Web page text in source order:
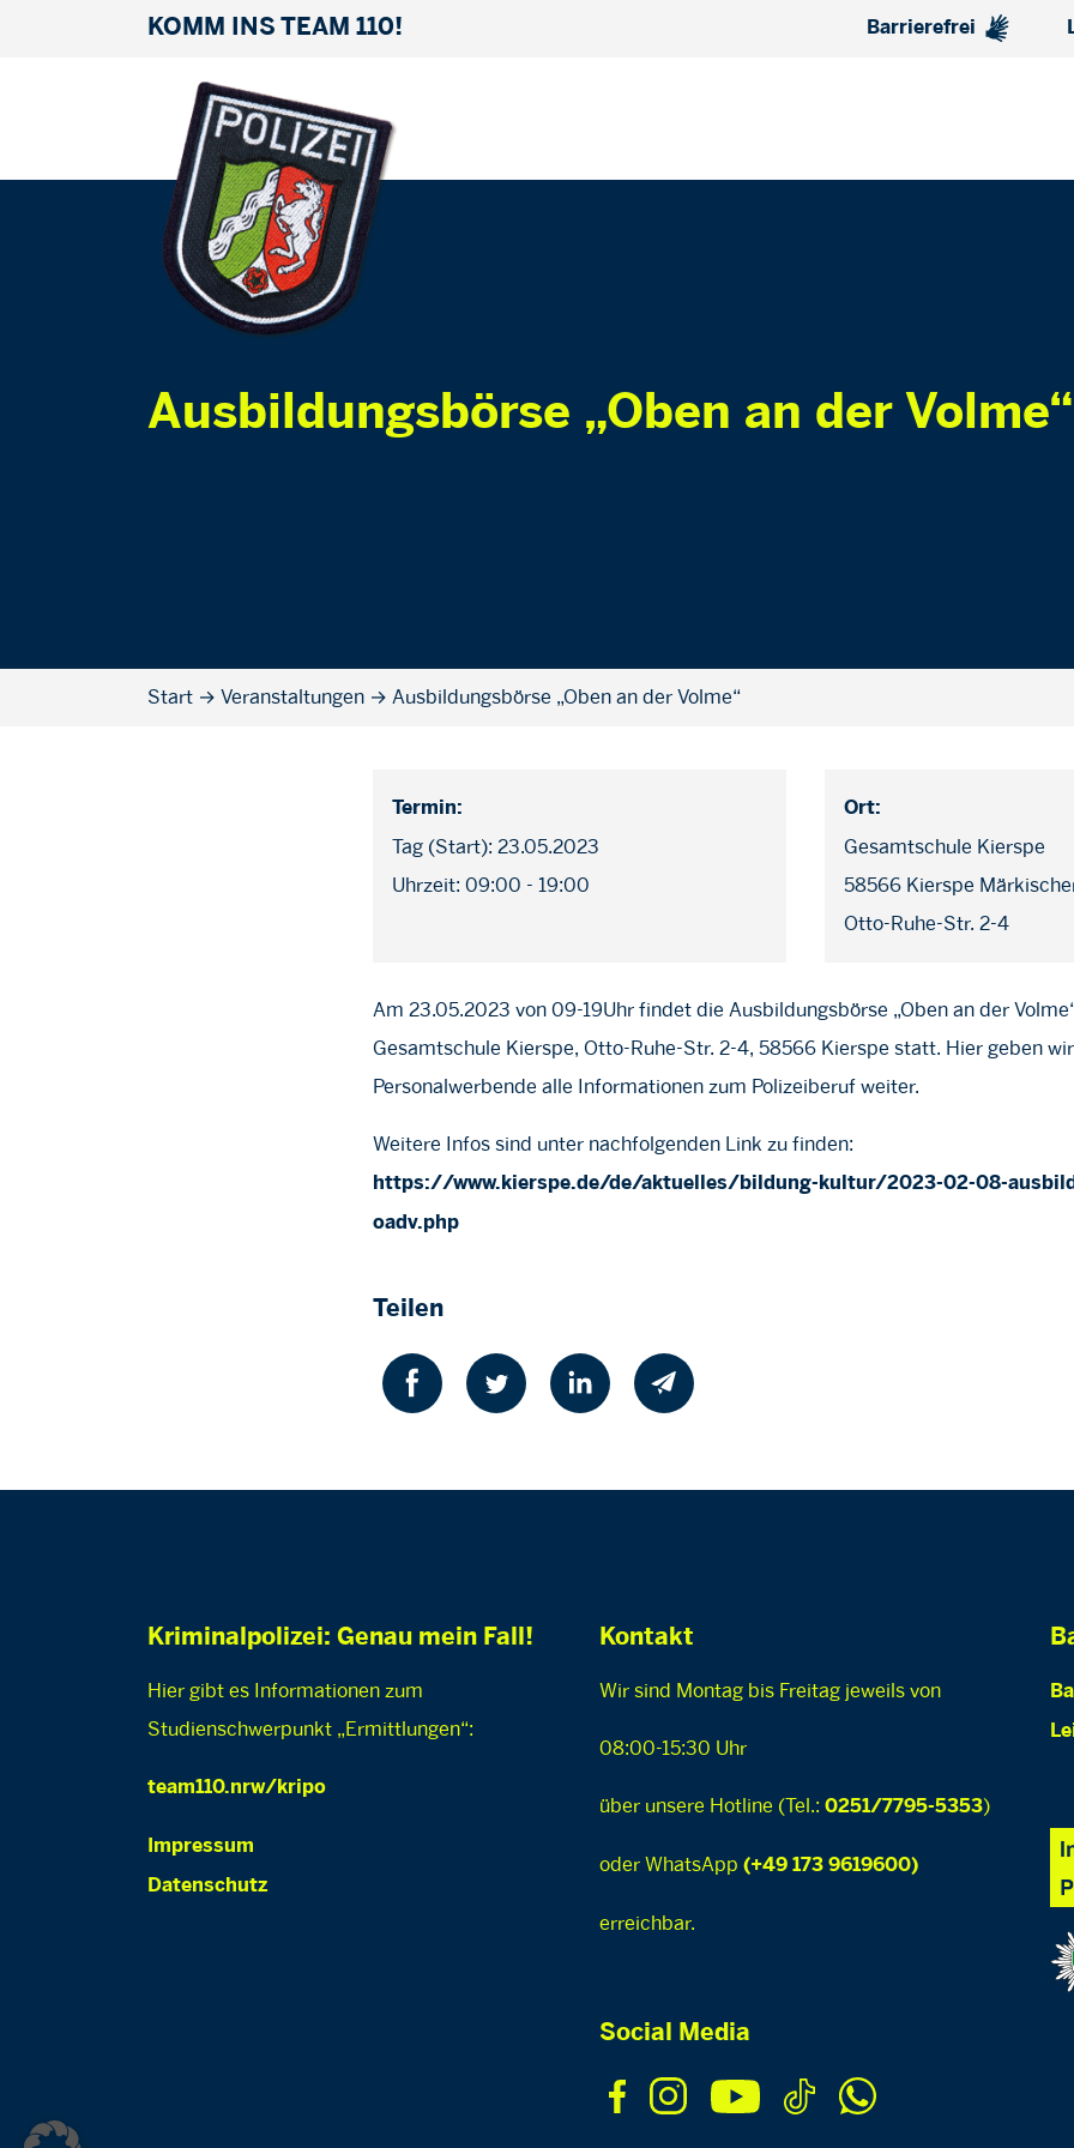
KOMM INS TEAM 110! Barrierefrei
Ausbildungsbörse „Oben an der Volme“
Start → Veranstaltungen → Ausbildungsbörse „Oben an der Volme“
Termin:
Tag (Start): 23.05.2023
Uhrzeit: 09:00 - 19:00
Ort:
Gesamtschule Kierspe
58566 Kierspe
Otto-Ruhe-Str. 2-4
Am 23.05.2023 von 09-19Uhr findet die Ausbildungsbörse „Oben an der
Gesamtschule Kierspe, Otto-Ruhe-Str. 2-4, 58566 Kierspe statt. Hier geben wir
Personalwerbende alle Informationen zum Polizeiberuf weiter.
Weitere Infos sind unter nachfolgenden Link zu finden:
https://www.kierspe.de/de/aktuelles/bildung-kultur/2023-02-08-
oadv.php
Teilen
Kriminalpolizei: Genau mein Fall!
Hier gibt es Informationen zum
Studienschwerpunkt „Ermittlungen“:
team110.nrw/kripo
Impressum
Datenschutz
Kontakt
Wir sind Montag bis Freitag jeweils von
08:00-15:30 Uhr
über unsere Hotline (Tel.: 0251/7795-5353)
oder WhatsApp (+49 173 9619600)
erreichbar.
Social Media